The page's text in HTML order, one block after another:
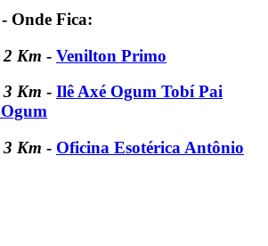
Onde Fica:
2 Km - Venilton Primo
3 Km - Ilê Axé Ogum Tobí Pai
3 Km - Oficina Esotérica Antônio